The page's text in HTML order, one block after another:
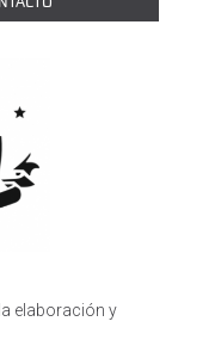
elaboración y